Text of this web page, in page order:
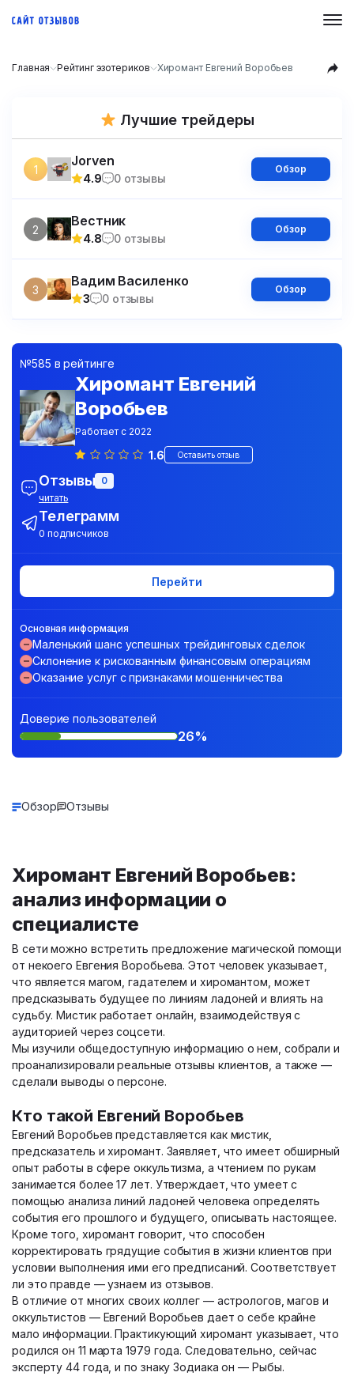
Главная Рейтинг эзотериков Хиромант Евгений Воробьев
Лучшие трейдеры
1
Jorven
4.9 0 отзывы
Обзор
2
Вестник
4.8 0 отзывы
Обзор
3
Вадим Василенко
3 0 отзывы
Обзор
№585 в рейтинге
Хиромант Евгений
Воробьев
Работает с 2022
1.6 Оставить отзыв
Отзывы 0
читать
Телеграмм
0 подписчиков
Основная информация
Маленький шанс успешных трейдинговых сделок
Склонение к рискованным финансовым операциям
Оказание услуг с признаками мошенничества
Перейти
Доверие пользователей
26%
Обзор Отзывы
Хиромант Евгений Воробьев:
анализ информации о
специалисте
В сети можно встретить предложение магической помощи
от некоего Евгения Воробьева. Этот человек указывает,
что является магом, гадателем и хиромантом, может
предсказывать будущее по линиям ладоней и влиять на
судьбу. Мистик работает онлайн, взаимодействуя с
аудиторией через соцсети.
Мы изучили общедоступную информацию о нем, собрали и
проанализировали реальные отзывы клиентов, а также —
сделали выводы о персоне.
Кто такой Евгений Воробьев
Евгений Воробьев представляется как мистик,
предсказатель и хиромант. Заявляет, что имеет обширный
опыт работы в сфере оккультизма, а чтением по рукам
занимается более 17 лет. Утверждает, что умеет с
помощью анализа линий ладоней человека определять
события его прошлого и будущего, описывать настоящее.
Кроме того, хиромант говорит, что способен
корректировать грядущие события в жизни клиентов при
условии выполнения ими его предписаний. Соответствует
ли это правде — узнаем из отзывов.
В отличие от многих своих коллег — астрологов, магов и
оккультистов — Евгений Воробьев дает о себе крайне
мало информации. Практикующий хиромант указывает, что
родился он 11 марта 1979 года. Следовательно, сейчас
эксперту 44 года, и по знаку Зодиака он — Рыбы.